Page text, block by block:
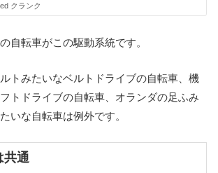
クランク
自転車がこの駆動系統です。
トみたいなベルトドライブの自転車、機
トドライブの自転車、オランダの足ふみ
いな自転車は例外です。
共通